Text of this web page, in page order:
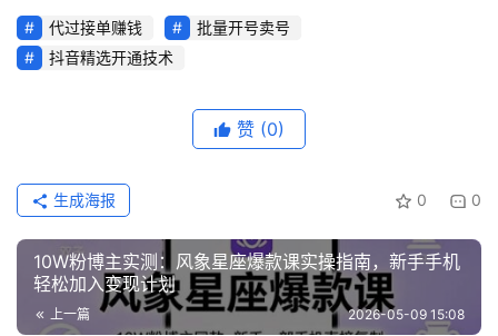
网
业
网
代过接单赚钱
批量开号卖号
抖音精选开通技术
赞 (0)
0 0
生成海报
10W粉博主实测：风象星座爆款课实操指南，新手手机
轻松加入变现计划
上一篇 2026-05-09 15:08